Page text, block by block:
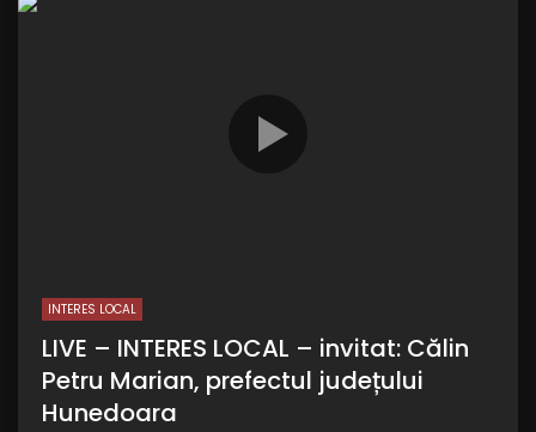
INTERES LOCAL
LIVE – INTERES LOCAL – invitat: Călin
Petru Marian, prefectul județului
Hunedoara